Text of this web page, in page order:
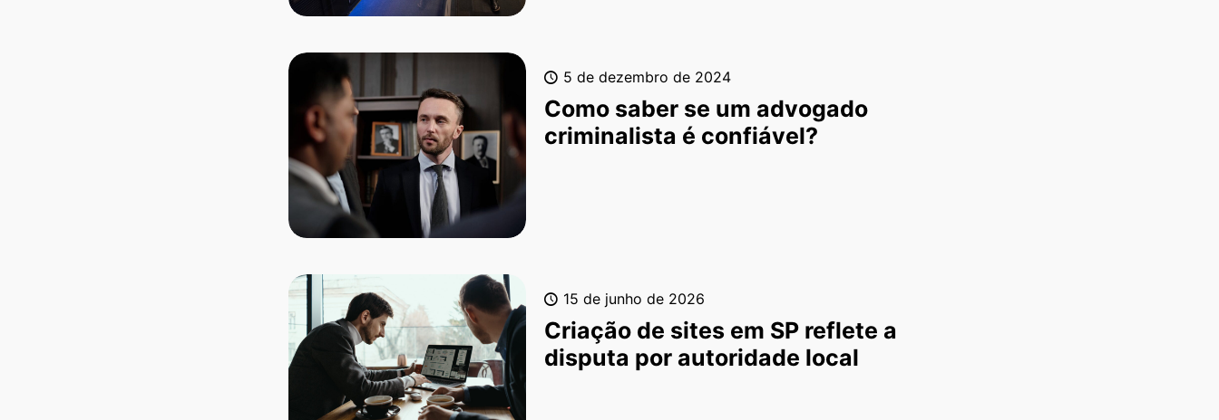
5 de dezembro de 2024
Como saber se um advogado
criminalista é confiável?
15 de junho de 2026
Criação de sites em SP reflete a
disputa por autoridade local